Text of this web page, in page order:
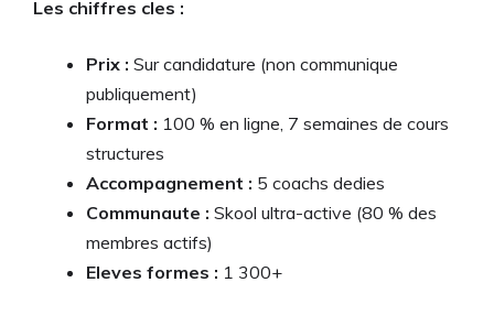
Les chiffres cles :
Prix : Sur candidature (non communique
publiquement)
Format : 100 % en ligne, 7 semaines de cours
structures
Accompagnement : 5 coachs dedies
Communaute : Skool ultra-active (80 % des
membres actifs)
Eleves formes : 1 300+